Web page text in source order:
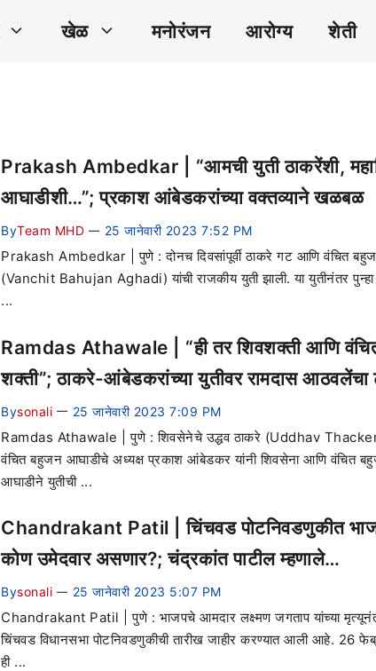
खेळ मनोरंजन आरोग्य शेती
Prakash Ambedkar | “आमची युती ठाकरेंशी,
आघाडीशी…”; प्रकाश आंबेडकरांच्या वक्तव्याने खळबळ
ByTeam MHD — 25 जानेवारी 2023 7:52 PM
Prakash Ambedkar | पुणे : दोनच दिवसांपूर्वी ठाकरे गट आणि वंचित
(Vanchit Bahujan Aghadi) यांची राजकीय युती झाली. या युतीनंतर
...
Ramdas Athawale | “ही तर शिवशक्ती आणि
शक्ती”; ठाकरे-आंबेडकरांच्या युतीवर रामदास आठवलेंचा
Bysonali — 25 जानेवारी 2023 7:09 PM
Ramdas Athawale | पुणे : शिवसेनेचे उद्धव ठाकरे (Uddhav
वंचित बहुजन आघाडीचे अध्यक्ष प्रकाश आंबेडकर यांनी शिवसेना आणि वंचित
आघाडीने युतीची ...
Chandrakant Patil | चिंचवड पोटनिवडणुकीत
कोण उमेदवार असणार?; चंद्रकांत पाटील म्हणाले…
Bysonali — 25 जानेवारी 2023 5:07 PM
Chandrakant Patil | पुणे : भाजपचे आमदार लक्ष्मण जगताप यांच्या
चिंचवड विधानसभा पोटनिवडणुकीची तारीख जाहीर करण्यात आली आहे. 26
ही ...